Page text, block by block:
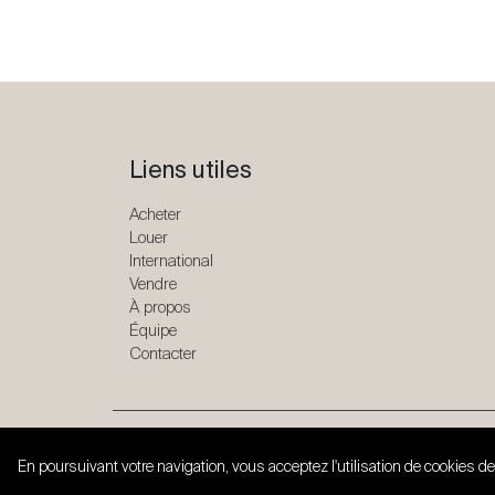
En poursuivant votre navigation, vous acceptez l'utilisation de cookies
Liens utiles
Acheter
Louer
International
Vendre
À propos
Équipe
Contacter
Copyright © 2026 SPG ONE. Tous droits réservés.